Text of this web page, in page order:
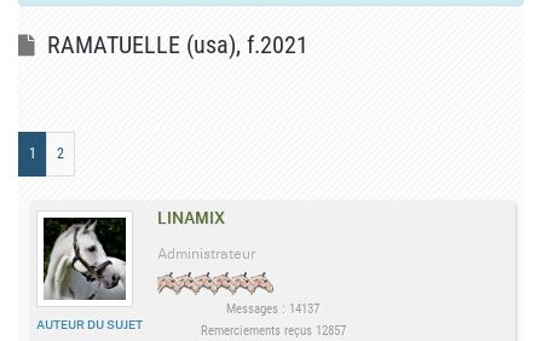
RAMATUELLE (usa), f.2021
1 2
LINAMIX
AUTEUR DU SUJET
Administrateur
Messages : 14137
Remerciements reçus 12857